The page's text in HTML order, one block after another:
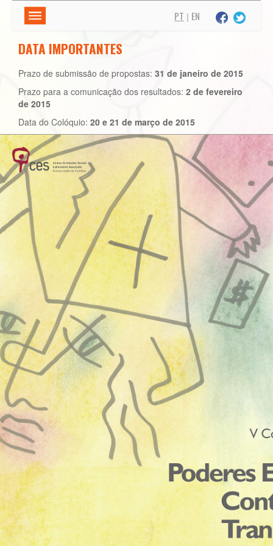
PT | EN
DATA IMPORTANTES
CHAMADA PARA PUBLICAÇÃO
PROGRAMA
PROGRAMA DO COLÓQUIO
PROGRAMA SOCIAL
PROGRAMA PRÉ-COLÓQUIO
ORADORES
INSCRIÇÕES
CONTACTO
FICHA DE INSCRIÇÃO
COMO CHEGAR E ONDE FICAR
DATA IMPORTANTES
Prazo de submissão de propostas: 31 de janeiro de 2015
Prazo para a comunicação dos resultados: 2 de fevereiro
de 2015
Data do Colóquio: 20 e 21 de março de 2015